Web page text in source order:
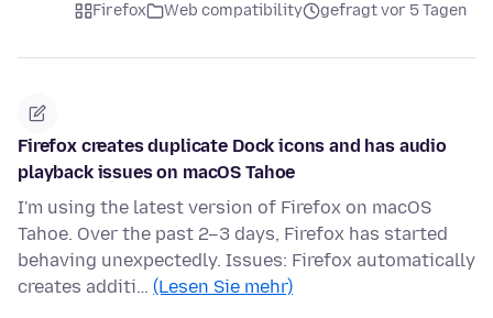
Firefox Web compatibility gefragt vor 5 Tagen
Firefox creates duplicate Dock icons and has audio
playback issues on macOS Tahoe
I'm using the latest version of Firefox on macOS
Tahoe. Over the past 2–3 days, Firefox has started
behaving unexpectedly. Issues: Firefox automatically
creates additi… (Lesen Sie mehr)